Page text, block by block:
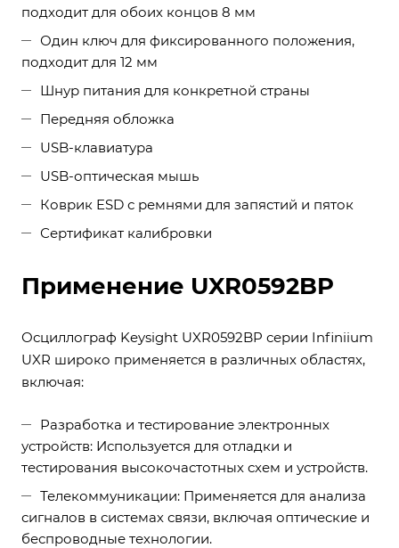
подходит для обоих концов 8 мм
Один ключ для фиксированного положения,
подходит для 12 мм
Шнур питания для конкретной страны
Передняя обложка
USB-клавиатура
USB-оптическая мышь
Коврик ESD с ремнями для запястий и пяток
Сертификат калибровки
Применение UXR0592BP
Осциллограф Keysight UXR0592BP серии Infiniium
UXR широко применяется в различных областях,
включая:
Разработка и тестирование электронных
устройств: Используется для отладки и
тестирования высокочастотных схем и устройств.
Телекоммуникации: Применяется для анализа
сигналов в системах связи, включая оптические и
беспроводные технологии.